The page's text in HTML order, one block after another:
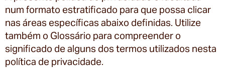
num formato estratificado para que possa clicar
nas áreas específicas abaixo definidas. Utilize
também o Glossário para compreender o
significado de alguns dos termos utilizados nesta
política de privacidade.